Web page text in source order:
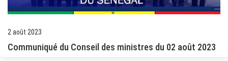
2 août 2023
Communiqué du Conseil des ministres du 02 août 2023